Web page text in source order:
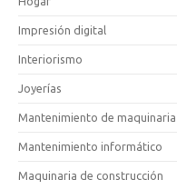
Impresión digital
Interiorismo
Joyerías
Mantenimiento de
Mantenimiento informático
Maquinaria de construcción